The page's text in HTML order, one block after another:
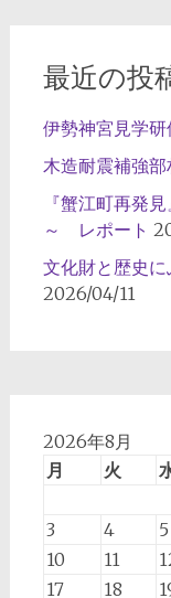
最近の投
伊勢神宮見学
木造耐震補強
『蟹江町再発
～ レポート
文化財と歴史に
2026/04/11
2026年8月
月
火
3
4 5
10
11
17
18